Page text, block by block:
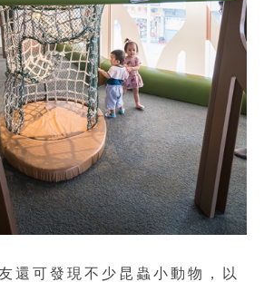
還可發現不少昆蟲小動物，以